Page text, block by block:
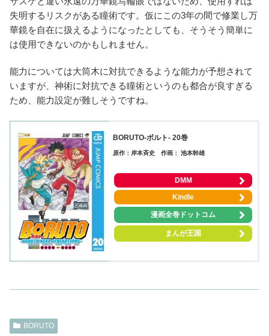
失明するリスクがある瞳術です。仮にこの3年の間で修業し万
華鏡を自在に扱えるようになったとしても、そうそう簡単に
は使用できないのかもしれません。
能力については大筒木に対抗できるような能力が予想されて
いますが、神術に対抗できる瞳術というのも都合が良すぎる
ため、能力設定が難しそうですね。
BORUTO-ボルト- 20巻
原作：岸本斉史 作画： 池本幹雄
DMM
Kindle
漫画全巻ドットコム
まんが王国
BORUTO